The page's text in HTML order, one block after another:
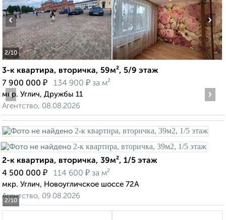
2/10
‹ ›
3-к квартира, вторичка, 59м², 5/9 этаж
7 900 000 ₽ 134 900 ₽ за м²
мкр. Углич, Дружбы 11
Агентство, 08.08.2026
2/10
‹ ›
2-к квартира, вторичка, 39м², 1/5 этаж
4 500 000 ₽ 114 600 ₽ за м²
мкр. Углич, Новоугличское шоссе 72А
Агентство, 09.08.2026